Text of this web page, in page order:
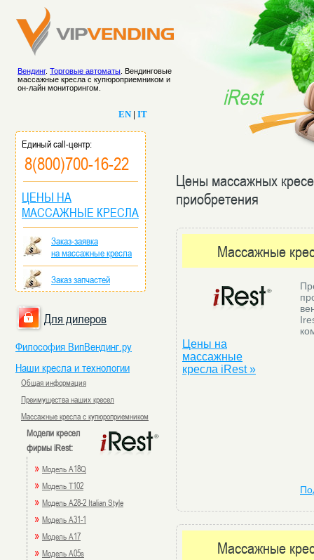
EN| IT
Вендинг. Торговые автоматы . Вендинговые
массажные кресла с купюроприемником и
он-лайн мониторингом.
iRest
Единый call-центр:
8(800)700-16-22
ЦЕНЫ НА
МАССАЖНЫЕ КРЕСЛА
Заказ-заявка
на массажные кресла
Заказ запчастей
Для дилеров
Философия ВипВендинг.ру
Наши кресла и технологии
Общая информация
Преимущества наших кресел
Массажные кресла с купюроприемником
Модели кресел
фирмы iRest:
» Модель A18Q
» Модель T102
» Модель A28-2 Italian Style
» Модель A31-1
» Модель A17
» Модель A05s
Цены массажных
приобретения
Массажные
Цены на
массажные
кресла iRest »
Массажные